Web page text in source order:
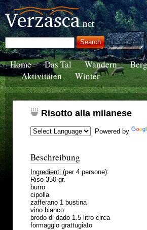
Home Das Tal Wandern
Aktivitäten
Winter
Risotto alla milanese
Powered by
Beschreibung
Ingredienti (per 4 persone):
Riso 350 gr.
burro
cipolla
zafferano 1 bustina
vino bianco
brodo di dado 1.5 litro circa
formaggio grattugiato